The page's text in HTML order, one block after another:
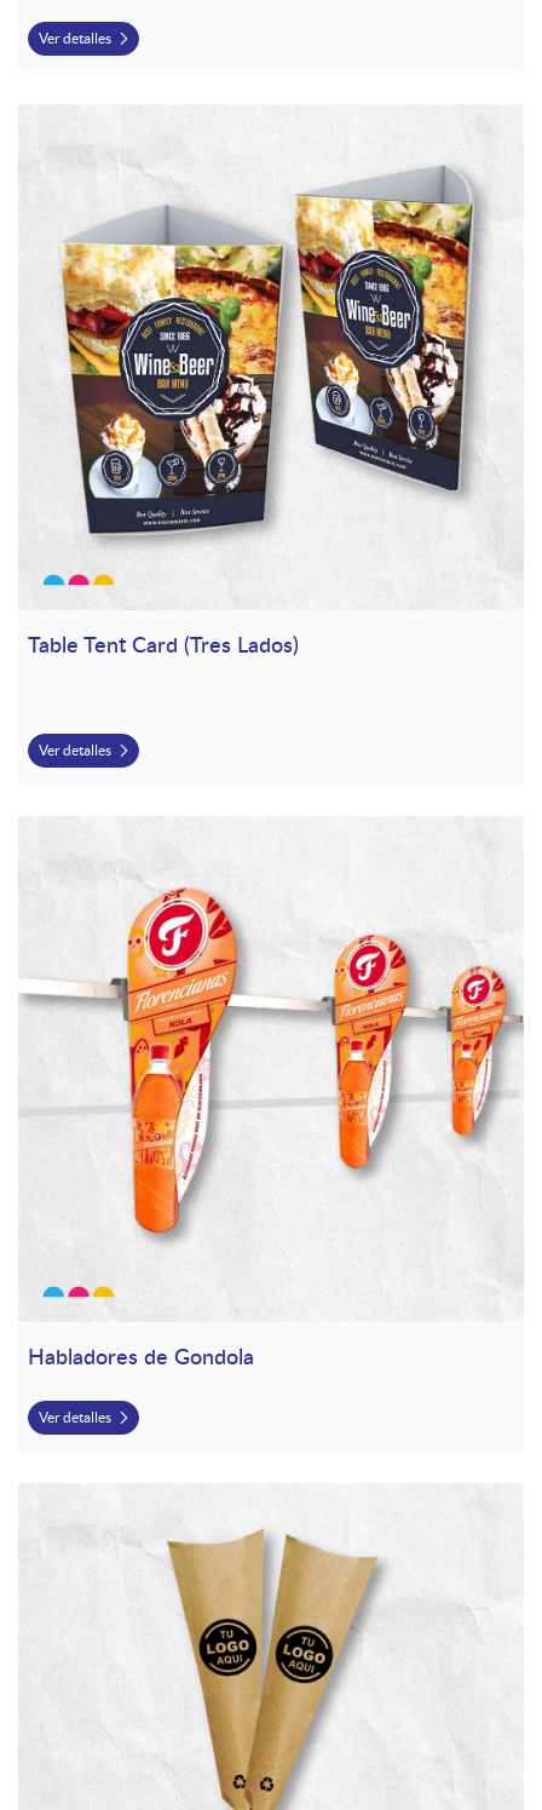
Ver detalles
Table Tent Card (Tres Lados)
Ver detalles
Habladores de Gondola
Ver detalles
Ver detalles Porta Cubiertos en Kraft